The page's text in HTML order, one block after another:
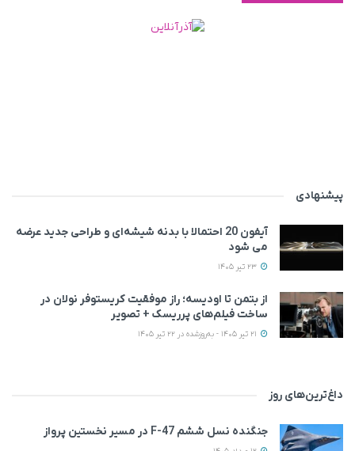
پیشنهادی
آیفون 20 احتمالا با بدنه شیشه‌ای و طراحی جدید عرضه
می‌ شود
از بتمن تا اودیسه؛ راز موفقیت کریستوفر نولان در
ساخت فیلم‌های پرریسک + تصویر
داغ‌ترین‌های روز
جنگنده نسل ششم F-47 در مسیر نخستین پرواز